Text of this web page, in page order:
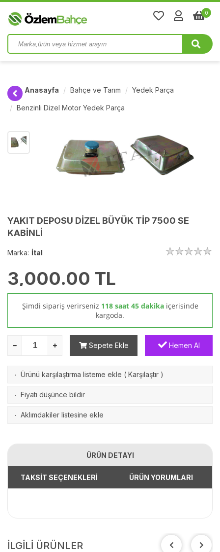
0
Anasayfa Bahçe ve Tarım Yedek Parça
Benzinli Dizel Motor Yedek Parça
YAKIT DEPOSU DİZEL BÜYÜK TİP 7500 SE
KABİNLİ
Marka: İtal
3,000.00 TL
Şimdi sipariş verirseniz 118 saat 45 dakika içerisinde
kargoda.
Sepete Ekle Hemen Al
· Ürünü karşılaştırma listeme ekle ( Karşılaştır )
· Fiyatı düşünce bildir
· Aklımdakiler listesine ekle
ÜRÜN DETAYI
TAKSİT SEÇENEKLERİ ÜRÜN YORUMLARI
İLGİLİ ÜRÜNLER